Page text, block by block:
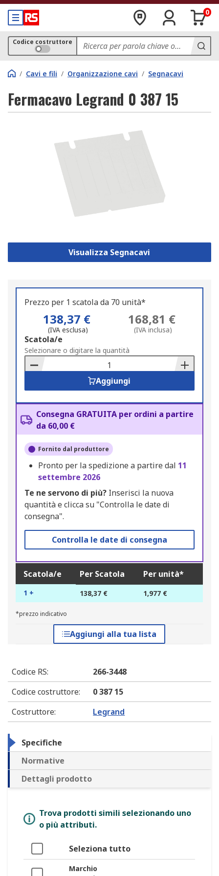
0
Codice costruttore
/ Cavi e fili / Organizzazione cavi / Segnacavi
Fermacavo Legrand 0 387 15
Visualizza Segnacavi
Prezzo per 1 scatola da 70 unità*
138,37 €
(IVA esclusa)
168,81 €
(IVA inclusa)
Add
to
Basket
Scatola/e
Selezionare o digitare la quantità
Aggiungi
Consegna GRATUITA per ordini a partire
da 60,00 €
Fornito dal produttore
Pronto per la spedizione a partire dal 11
settembre 2026
Te ne servono di più? Inserisci la nuova
quantità e clicca su "Controlla le date di
consegna".
Controlla le date di consegna
Scatola/e Per Scatola Per unità*
1 + 138,37 € 1,977 €
*prezzo indicativo
Aggiungi alla tua lista
Codice RS:
266-3448
Codice costruttore:
0 387 15
Costruttore: Legrand
Specifiche
Normative
Dettagli prodotto
Trova prodotti simili selezionando uno
o più attributi.
Seleziona tutto
Marchio